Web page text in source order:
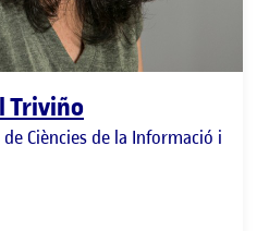
Triviño
Ciències de la Informació i